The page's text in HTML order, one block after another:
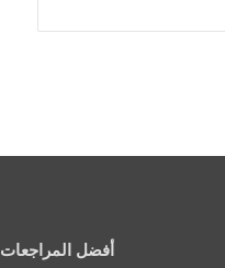
أفضل المراجعات